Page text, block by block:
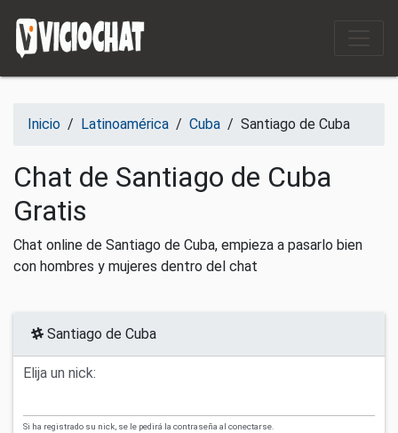
Inicio / Latinoamérica / Cuba / Santiago de Cuba
Chat de Santiago de Cuba
Gratis
Chat online de Santiago de Cuba, empieza a pasarlo bien
con hombres y mujeres dentro del chat
Santiago de Cuba
Elija un nick:
Si ha registrado su nick, se le pedirá la contraseña al conectarse.